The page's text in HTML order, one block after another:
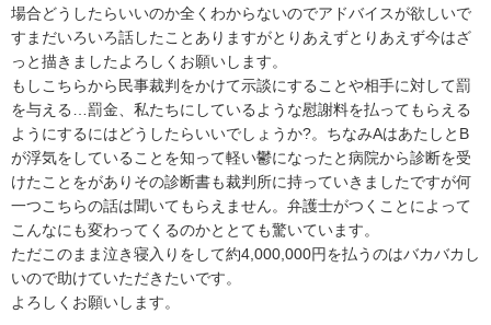
場合どうしたらいいのか全くわからないのでアドバイスが欲しいで
すまだいろいろ話したことありますがとりあえずとりあえず今はざ
っと描きましたよろしくお願いします。
もしこちらから民事裁判をかけて示談にすることや相手に対して罰
を与える…罰金、私たちにしているような慰謝料を払ってもらえる
ようにするにはどうしたらいいでしょうか?。ちなみAはあたしとB
が浮気をしていることを知って軽い鬱になったと病院から診断を受
けたことをがありその診断書も裁判所に持っていきましたですが何
一つこちらの話は聞いてもらえません。弁護士がつくことによって
こんなにも変わってくるのかととても驚いています。
ただこのまま泣き寝入りをして約4,000,000円を払うのはバカバカし
いので助けていただきたいです。
よろしくお願いします。